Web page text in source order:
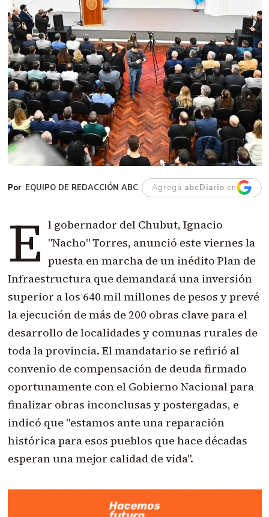
EQUIPO DE REDACCIÓN ABC Agregá abcDiario en
E l gobernador del Chubut, Ignacio
"Nacho" Torres, anunció este viernes la
puesta en marcha de un inédito Plan de
Infraestructura que demandará una inversión
superior a los 640 mil millones de pesos y prevé
la ejecución de más de 200 obras clave para el
desarrollo de localidades y comunas rurales de
toda la provincia. El mandatario se refirió al
convenio de compensación de deuda firmado
oportunamente con el Gobierno Nacional para
finalizar obras inconclusas y postergadas, e
indicó que "estamos ante una reparación
histórica para esos pueblos que hace décadas
esperan una mejor calidad de vida".